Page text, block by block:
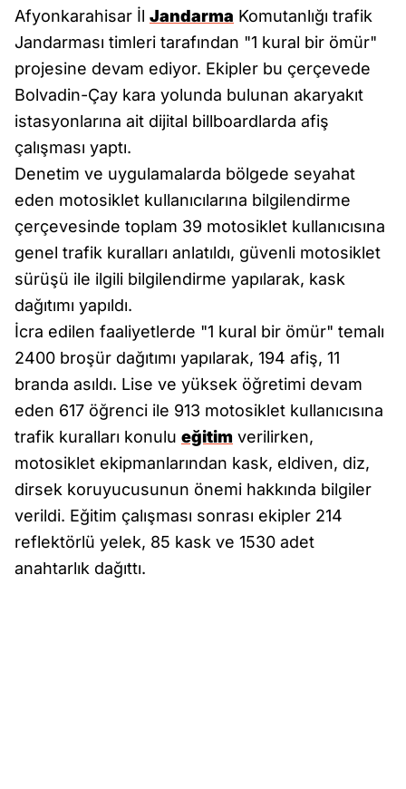
Afyonkarahisar İl Jandarma Komutanlığı trafik
Jandarması timleri tarafından "1 kural bir ömür"
projesine devam ediyor. Ekipler bu çerçevede
Bolvadin-Çay kara yolunda bulunan akaryakıt
istasyonlarına ait dijital billboardlarda afiş
çalışması yaptı.
Denetim ve uygulamalarda bölgede seyahat
eden motosiklet kullanıcılarına bilgilendirme
çerçevesinde toplam 39 motosiklet kullanıcısına
genel trafik kuralları anlatıldı, güvenli motosiklet
sürüşü ile ilgili bilgilendirme yapılarak, kask
dağıtımı yapıldı.
İcra edilen faaliyetlerde "1 kural bir ömür" temalı
2400 broşür dağıtımı yapılarak, 194 afiş, 11
branda asıldı. Lise ve yüksek öğretimi devam
eden 617 öğrenci ile 913 motosiklet kullanıcısına
trafik kuralları konulu eğitim verilirken,
motosiklet ekipmanlarından kask, eldiven, diz,
dirsek koruyucusunun önemi hakkında bilgiler
verildi. Eğitim çalışması sonrası ekipler 214
reflektörlü yelek, 85 kask ve 1530 adet
anahtarlık dağıttı.